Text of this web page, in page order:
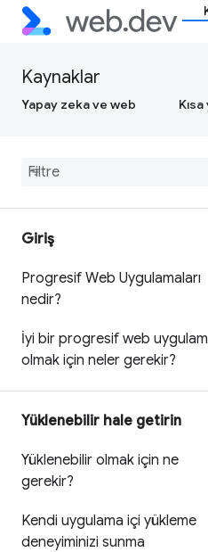
Kaynaklar
Yapay zeka ve web
Giriş
Progresif Web Uygulamaları
nedir?
İyi bir progresif web
olmak için neler gerekir?
Yüklenebilir hale getirin
Yüklenebilir olmak için ne
gerekir?
Kendi uygulama içi yükleme
deneyiminizi sunma